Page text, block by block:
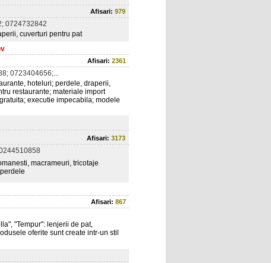
Afisari: 979
0724732842
cuverturi pentru pat
Afisari: 2361
0723404656;...
hoteluri; perdele, draperii,
restaurante; materiale import
executie impecabila; modele
Afisari: 3173
macrameuri, tricotaje
Afisari: 867
"Tempur": lenjerii de pat,
oferite sunt create intr-un stil